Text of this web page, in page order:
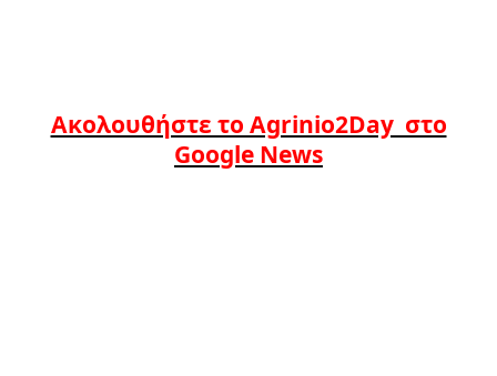
Ακολουθήστε το Agrinio2Day στο
Google News